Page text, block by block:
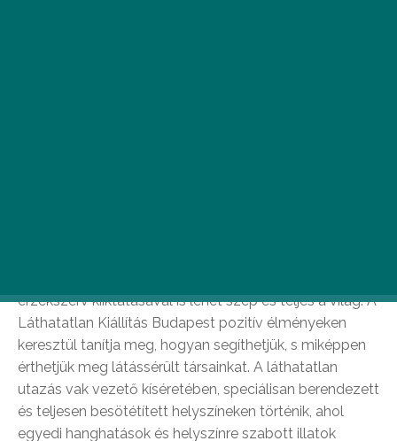
érzékszerv kiiktatásával is lehet szép és teljes a világ. A
Láthatatlan Kiállítás Budapest pozitív élményeken
keresztül tanítja meg, hogyan segíthetjük, s miképpen
érthetjük meg látássérült társainkat. A láthatatlan
utazás vak vezető kíséretében, speciálisan berendezett
és teljesen besötétített helyszíneken történik, ahol
egyedi hanghatások és helyszínre szabott illatok